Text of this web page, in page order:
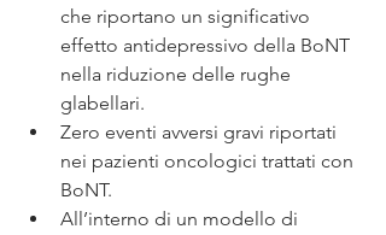
che riportano un significativo
effetto antidepressivo della BoNT
nella riduzione delle rughe
glabellari.
Zero eventi avversi gravi riportati
nei pazienti oncologici trattati con
BoNT.
All’interno di un modello di